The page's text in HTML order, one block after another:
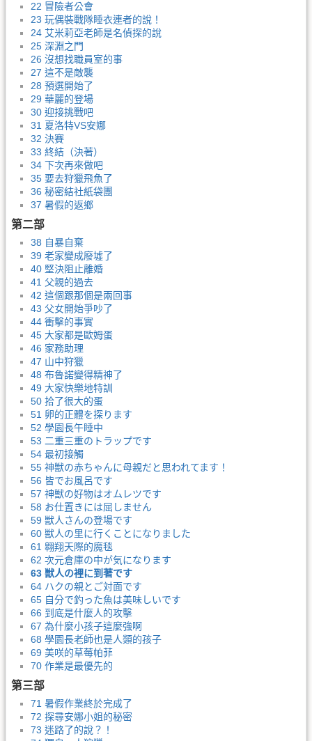
22 冒險者公會
23 玩偶裝戰隊睡衣連者的說！
24 艾米莉亞老師是名偵探的說
25 深淵之門
26 沒想找職員室的事
27 這不是敵襲
28 預選開始了
29 華麗的登場
30 迎接挑戰吧
31 夏洛特VS安娜
32 決賽
33 終結（決著）
34 下次再來做吧
35 要去狩獵飛魚了
36 秘密結社紙袋團
37 暑假的返鄉
第二部
38 自暴自棄
39 老家變成廢墟了
40 堅決阻止離婚
41 父親的過去
42 這個跟那個是兩回事
43 父女開始爭吵了
44 衝擊的事實
45 大家都是歐姆蛋
46 家務助理
47 山中狩獵
48 布魯諾變得精神了
49 大家快樂地特訓
50 拾了很大的蛋
51 卵的正體を探ります
52 學園長午睡中
53 二重三重のトラップです
54 最初接觸
55 神獣の赤ちゃんに母親だと思われてます！
56 皆でお風呂です
57 神獣の好物はオムレツです
58 お仕置きには屈しません
59 獣人さんの登場です
60 獣人の里に行くことになりました
61 翱翔天際的魔毯
62 次元倉庫の中が気になります
63 獣人の裡に到著です
64 ハクの親とご対面です
65 自分で釣った魚は美味しいです
66 到底是什麼人的攻擊
67 為什麼小孩子這麼強啊
68 學園長老師也是人類的孩子
69 美咲的草莓帕菲
70 作業是最優先的
第三部
71 暑假作業終於完成了
72 探尋安娜小姐的秘密
73 迷路了的說？！